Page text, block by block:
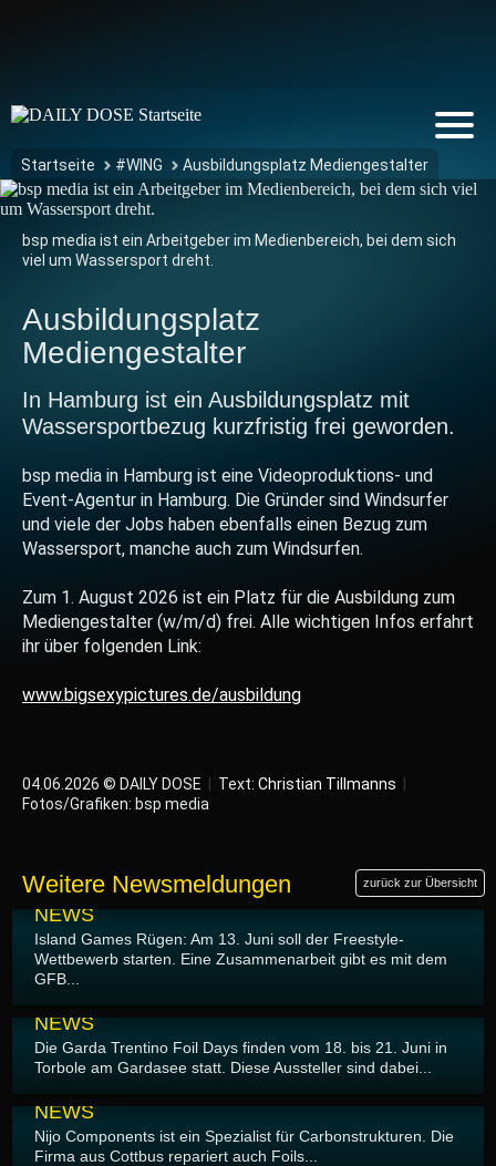
Startseite #WING Ausbildungsplatz Mediengestalter
bsp media ist ein Arbeitgeber im Medienbereich, bei dem sich
viel um Wassersport dreht.
Ausbildungsplatz
Mediengestalter
In Hamburg ist ein Ausbildungsplatz mit
Wassersportbezug kurzfristig frei geworden.
bsp media in Hamburg ist eine Videoproduktions- und
Event-Agentur in Hamburg. Die Gründer sind Windsurfer
und viele der Jobs haben ebenfalls einen Bezug zum
Wassersport, manche auch zum Windsurfen.
Zum 1. August 2026 ist ein Platz für die Ausbildung zum
Mediengestalter (w/m/d) frei. Alle wichtigen Infos erfahrt
ihr über folgenden Link:
www.bigsexypictures.de/ausbildung
04.06.2026 © DAILY DOSE Text: Christian Tillmanns
Fotos/Grafiken: bsp media
Weitere Newsmeldungen zurück zur Übersicht
12.06.2026
NEWS
Island Games Rügen: Am 13. Juni soll der Freestyle-
Wettbewerb starten. Eine Zusammenarbeit gibt es mit dem
GFB...
NEWS
Die Garda Trentino Foil Days finden vom 18. bis 21. Juni in
Torbole am Gardasee statt. Diese Aussteller sind dabei...
NEWS
Nijo Components ist ein Spezialist für Carbonstrukturen. Die
Firma aus Cottbus repariert auch Foils...